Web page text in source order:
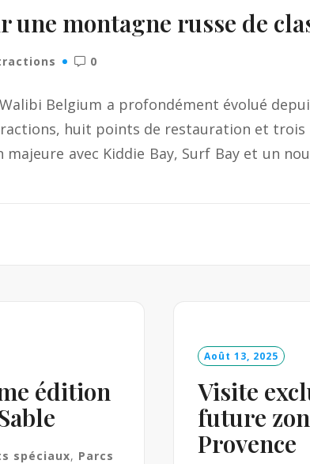
montagne russe de
0
Belgium a profondément évolué
huit points de restauration et
avec Kiddie Bay, Surf Bay et un
édition
spéciaux, Parcs
Août 13, 2025
Visite
future
Provence